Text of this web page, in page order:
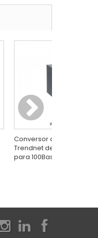
Conversor de Mídia
Trendnet de 10/100Mbps
para 100Base-FX...